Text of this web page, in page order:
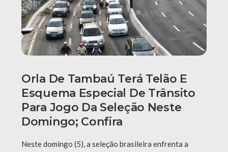
Orla De Tambaú Terá Telão E
Esquema Especial De Trânsito
Para Jogo Da Seleção Neste
Domingo; Confira
Neste domingo (5), a seleção brasileira enfrenta a